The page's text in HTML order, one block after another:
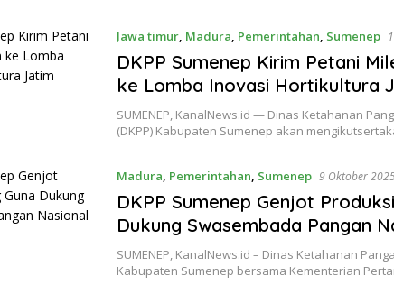
Jawa timur, Madura, Pemerintahan, Sumenep
DKPP Sumenep Kirim Petani
ke Lomba Inovasi Hortikultura
SUMENEP, KanalNews.id — Dinas Ketahanan
(DKPP) Kabupaten Sumenep akan
Madura, Pemerintahan, Sumenep 9 Oktober
DKPP Sumenep Genjot
Dukung Swasembada Pangan
SUMENEP, KanalNews.id – Dinas Ketahanan
Kabupaten Sumenep bersama Kementerian